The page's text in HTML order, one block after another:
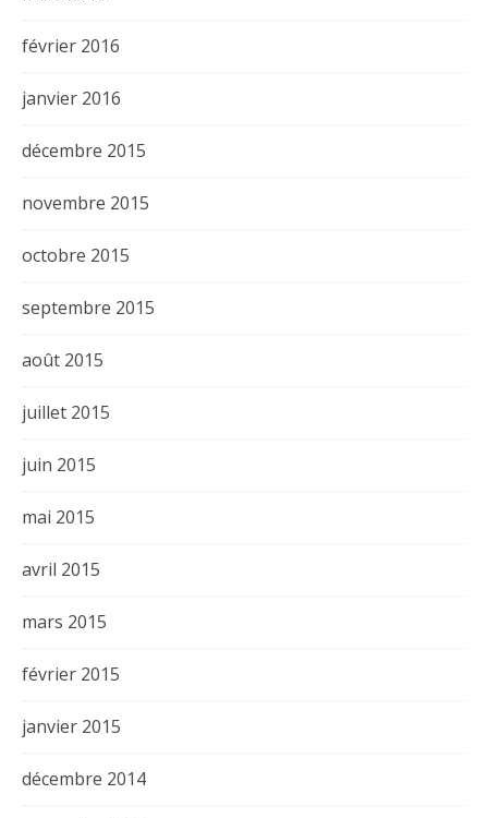
février 2016
janvier 2016
décembre 2015
novembre 2015
octobre 2015
septembre 2015
août 2015
juillet 2015
juin 2015
mai 2015
avril 2015
mars 2015
février 2015
janvier 2015
décembre 2014